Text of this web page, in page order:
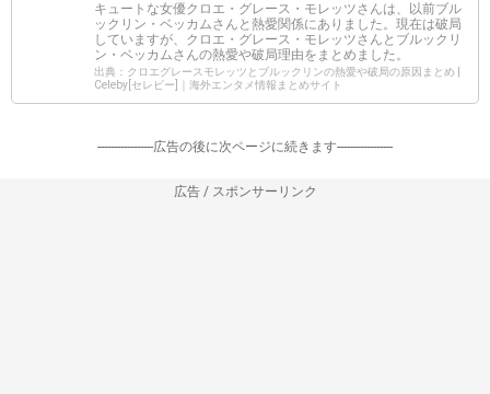
キュートな女優クロエ・グレース・モレッツさんは、以前ブル
ックリン・ベッカムさんと熱愛関係にありました。現在は破局
していますが、クロエ・グレース・モレッツさんとブルックリ
ン・ベッカムさんの熱愛や破局理由をまとめました。
出典：クロエグレースモレッツとブルックリンの熱愛や破局の原因まとめ |
Celeby[セレビー]｜海外エンタメ情報まとめサイト
-----------------広告の後に次ページに続きます-----------------
広告 / スポンサーリンク